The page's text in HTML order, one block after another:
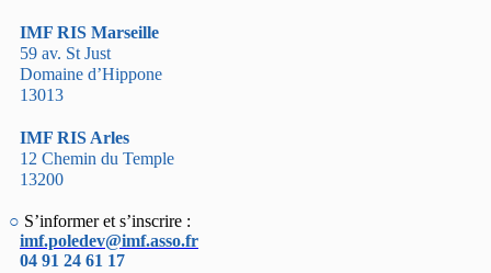
IMF RIS Marseille
59 av. St Just
Domaine d’Hippone
13013
IMF RIS Arles
12 Chemin du Temple
13200
○ S’informer et s’inscrire :
imf.poledev@imf.asso.fr
04 91 24 61 17